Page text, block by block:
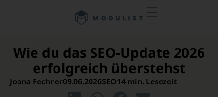
Wie du das SEO-Update 2026
erfolgreich überstehst
Joana Fechner09.06.2026SEO14 min. Lesezeit